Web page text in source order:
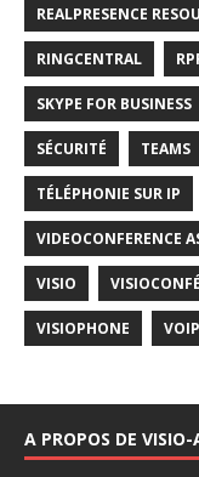
REALPRESENCE
RINGCENTRAL
SKYPE FOR BUSINESS
SÉCURITÉ TEAMS
TÉLÉPHONIE SUR IP
VIDEOCONFERENCE
VISIO
VISIOPHONE VOIP
A PROPOS DE VISIO-